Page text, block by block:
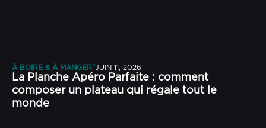
À BOIRE & À MANGER"JUIN 11, 2026
La Planche Apéro Parfaite : comment
composer un plateau qui régale tout le
monde